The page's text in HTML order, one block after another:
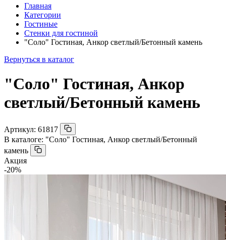
Главная
Категории
Гостиные
Стенки для гостиной
"Соло" Гостиная, Анкор светлый/Бетонный камень
Вернуться в каталог
"Соло" Гостиная, Анкор
светлый/Бетонный камень
Артикул: 61817
В каталоге: "Соло" Гостиная, Анкор светлый/Бетонный
камень
Акция
-20%